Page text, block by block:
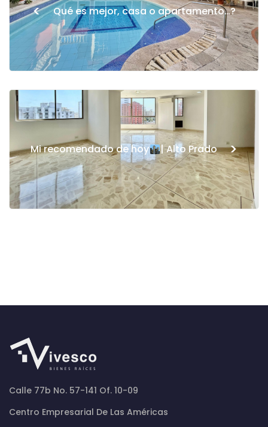
< Qué es mejor, casa o apartamento…?
Mi recomendado de hoy | Alto Prado >
Calle 77b No. 57-141 Of. 10-09
Centro Empresarial De Las Américas